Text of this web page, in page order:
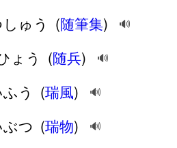
ゅう (随筆集) 🔊
ょう (随兵) 🔊
う (瑞風) 🔊
つ (瑞物) 🔊